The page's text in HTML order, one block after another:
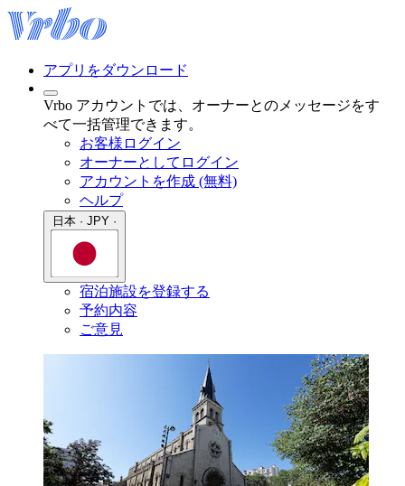
アプリをダウンロード
Vrbo アカウントでは、オーナーとのメッセージをす
べて一括管理できます。
お客様ログイン
オーナーとしてログイン
アカウントを作成 (無料)
ヘルプ
宿泊施設を登録する
予約内容
ご意見